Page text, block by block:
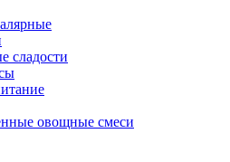
сладости
овощные смеси